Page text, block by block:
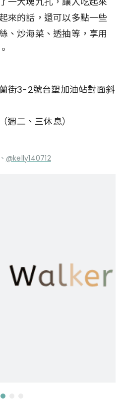
來的話，還可以多點一些
、炒海菜、透抽等，享用
街3-2號台塑加油站對面斜
週二、三休息）
、 @kelly140712